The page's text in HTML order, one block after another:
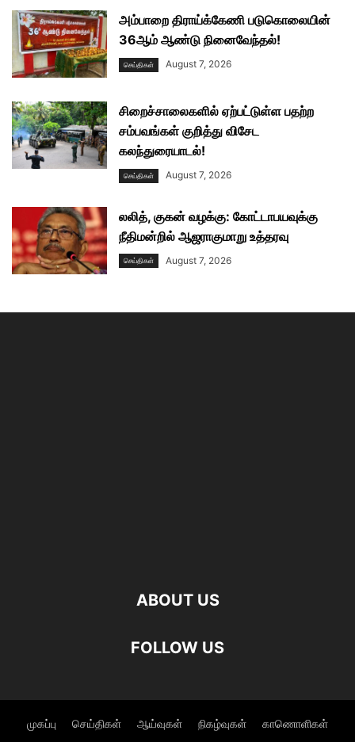
அம்பாறை திராய்க்கேணி படுகொலையின்
36ஆம் ஆண்டு நினைவேந்தல்!
செய்திகள் August 7, 2026
சிறைச்சாலைகளில் ஏற்பட்டுள்ள பதற்ற
சம்பவங்கள் குறித்து விசேட
கலந்துரையாடல்!
செய்திகள் August 7, 2026
லலித், குகன் வழக்கு: கோட்டாபயவுக்கு
நீதிமன்றில் ஆஜராகுமாறு உத்தரவு
செய்திகள் August 7, 2026
ABOUT US
FOLLOW US
முகப்பு செய்திகள் ஆய்வுகள் நிகழ்வுகள் காணொளிகள்